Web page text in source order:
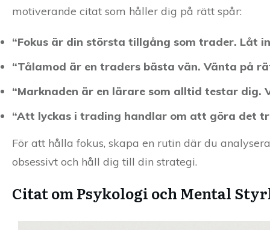
motiverande citat som håller dig på rätt spår:
“Fokus är din största tillgång som trader. Låt
“Tålamod är en traders bästa vän. Vänta på
“Marknaden är en lärare som alltid testar dig.
“Att lyckas i trading handlar om att göra det
För att hålla fokus, skapa en rutin där du
obsessivt och håll dig till din strategi.
Citat om Psykologi och Mental